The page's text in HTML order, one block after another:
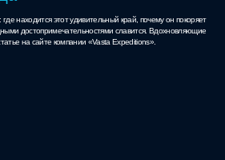
находится этот удивительный край, почему он покоряет
достопримечательностями славится. Вдохновляющие
на сайте компании «Vasta Expeditions».